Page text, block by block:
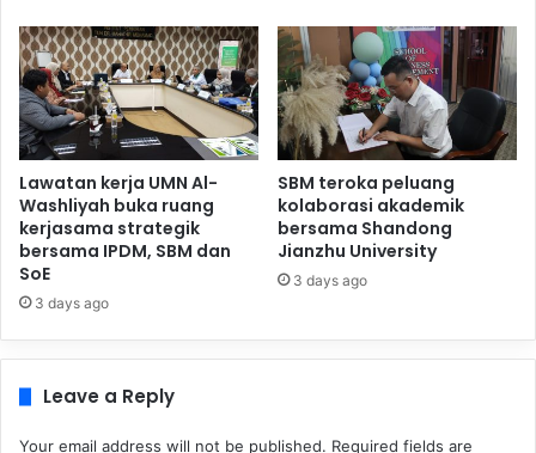
Lawatan kerja UMN Al-
Washliyah buka ruang
kerjasama strategik
bersama IPDM, SBM dan
SoE
3 days ago
SBM teroka peluang
kolaborasi akademik
bersama Shandong
Jianzhu University
3 days ago
Leave a Reply
Your email address will not be published. Required fields are